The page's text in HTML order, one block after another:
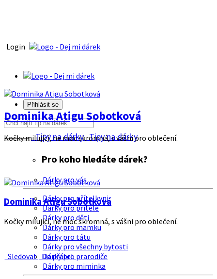
Login
Přihlásit se
Tipy na dárkyTipy na dárky
Pro koho hledáte dárek?
Dárky pro vás
Dárky pro přítelkyni
Dárky pro přítele
Dárky pro děti
Dárky pro mamku
Dárky pro tátu
Dárky pro všechny bytosti
Dárky pro prarodiče
Dárky pro miminka
Dominika Atigu Sobotková
Kočky milující, ne moc skromná, s vášni pro oblečení.
Dominika Atigu Sobotková
Kočky milující, ne moc skromná, s vášni pro oblečení.
Sledovat Do přátel